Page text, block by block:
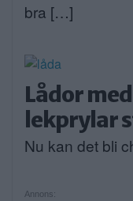
bra […]
Lådor
lekprylar
Nu kan det bli
Annons: